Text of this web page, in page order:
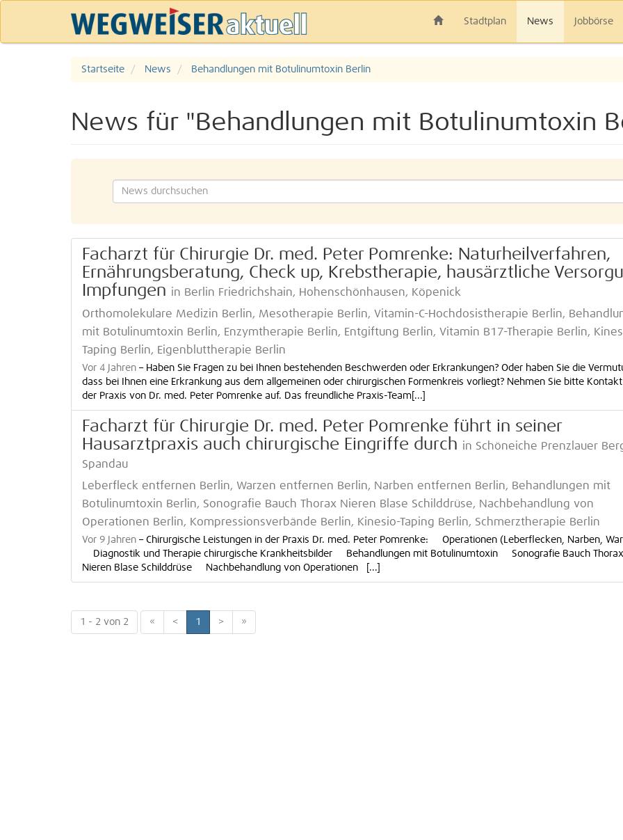
Stadtplan News Jobbörse
Startseite News Behandlungen mit Botulinumtoxin Berlin
News für "Behandlungen mit Botulinumtoxin
Facharzt für Chirurgie Dr. med. Peter Pomrenke: Naturheilverfahren,
Ernährungsberatung, Check up, Krebstherapie, hausärztliche
Impfungen in Berlin Friedrichshain, Hohenschönhausen, Köpenick
Orthomolekulare Medizin Berlin, Mesotherapie Berlin, Vitamin-C-Hochdosistherapie Berlin,
mit Botulinumtoxin Berlin, Enzymtherapie Berlin, Entgiftung Berlin, Vitamin B17-Therapie Berlin,
Taping Berlin, Eigenbluttherapie Berlin
Vor 4 Jahren – Haben Sie Fragen zu bei Ihnen bestehenden Beschwerden oder Erkrankungen? Oder haben Sie die
dass bei Ihnen eine Erkrankung aus dem allgemeinen oder chirurgischen Formenkreis vorliegt? Nehmen Sie bitte
der Praxis von Dr. med. Peter Pomrenke auf. Das freundliche Praxis-Team[...]
Facharzt für Chirurgie Dr. med. Peter Pomrenke führt in seiner
Hausarztpraxis auch chirurgische Eingriffe durch in Schöneiche Prenzlauer
Spandau
Leberfleck entfernen Berlin, Warzen entfernen Berlin, Narben entfernen Berlin, Behandlungen mit
Botulinumtoxin Berlin, Sonografie Bauch Thorax Nieren Blase Schilddrüse, Nachbehandlung von
Operationen Berlin, Kompressionsverbände Berlin, Kinesio-Taping Berlin, Schmerztherapie Berlin
Vor 9 Jahren – Chirurgische Leistungen in der Praxis Dr. med. Peter Pomrenke: Operationen (Leberflecken, Narben,
Diagnostik und Therapie chirurgische Krankheitsbilder Behandlungen mit Botulinumtoxin Sonografie Bauch Thorax
Nieren Blase Schilddrüse Nachbehandlung von Operationen [...]
1 - 2 von 2 « < 1 > »